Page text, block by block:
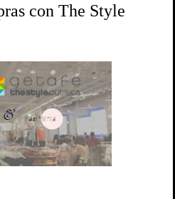
con The Style